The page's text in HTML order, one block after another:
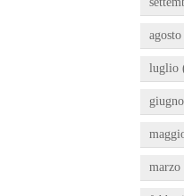
luglio
marzo